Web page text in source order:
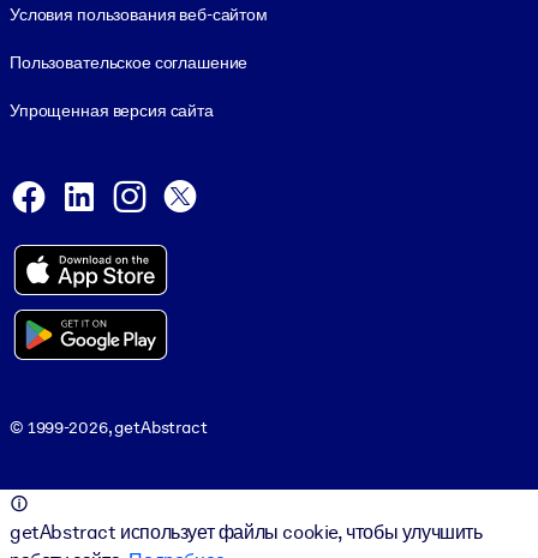
Условия пользования веб-сайтом
Пользовательское соглашение
Упрощенная версия сайта
Facebook
LinkedInInstagram
© 1999-2026, getAbstract
getAbstract использует файлы cookie, чтобы улучшить